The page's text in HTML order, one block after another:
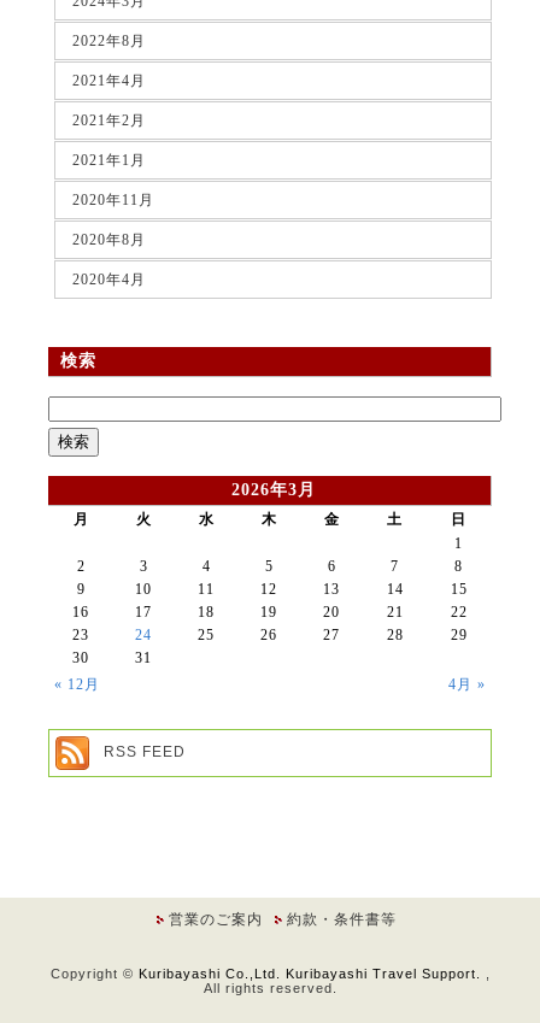
2022年8月
2021年4月
2021年2月
2021年1月
2020年11月
2020年8月
2020年4月
検索
2026年3月
月 火 水 木 金 土 日
« 12月 4月 »
1
2
3 4 5 6 7
8
9
10 11 12 13 14
15
16
17 18 19 20 21
22
23
24 25 26 27 28
29
30
31
RSS FEED
営業のご案内 約款・条件書等
Copyright © Kuribayashi Co.,Ltd. Kuribayashi Travel Support.
All rights reserved.